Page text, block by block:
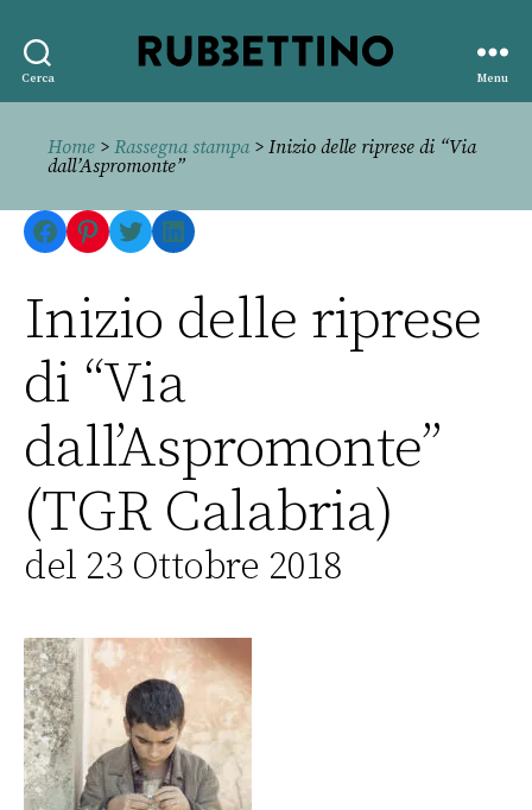
Cerca
editore
Menu
Home > Rassegna stampa> Inizio delle riprese di “Via
dall’Aspromonte”
Facebook
Pinterest
TwitterLinkedIn
Inizio delle riprese
di “Via
dall’Aspromonte”
(TGR Calabria)
del 23 Ottobre 2018